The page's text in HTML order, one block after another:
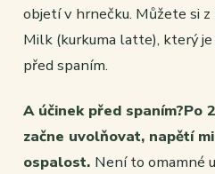
objetí v hrnečku. Můžete si
Milk (kurkuma latte), který
před spaním.
A účinek před spaním?Po
začne uvolňovat, napětí
ospalost. Není to omamné